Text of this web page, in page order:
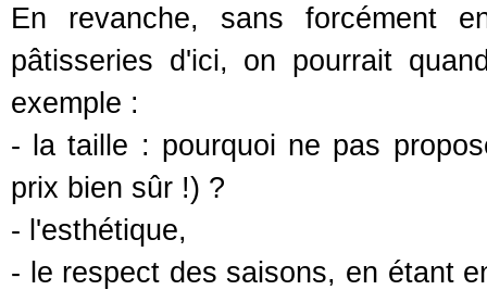
En revanche, sans forcément
pâtisseries d'ici, on pourrait
exemple :
- la taille : pourquoi ne pas
prix bien sûr !) ?
- l'esthétique,
- le respect des saisons, en étant